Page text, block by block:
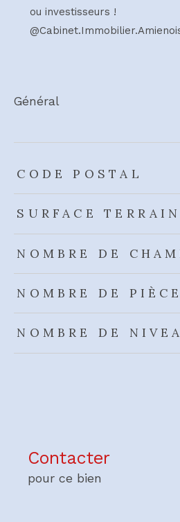
ou investisseurs !
général
TRAD_ZEPHYR_Caracteristique
CODE POSTAL
SURFACE TERRAIN
NOMBRE DE
NOMBRE DE
NOMBRE DE
Contacter
pour ce bien